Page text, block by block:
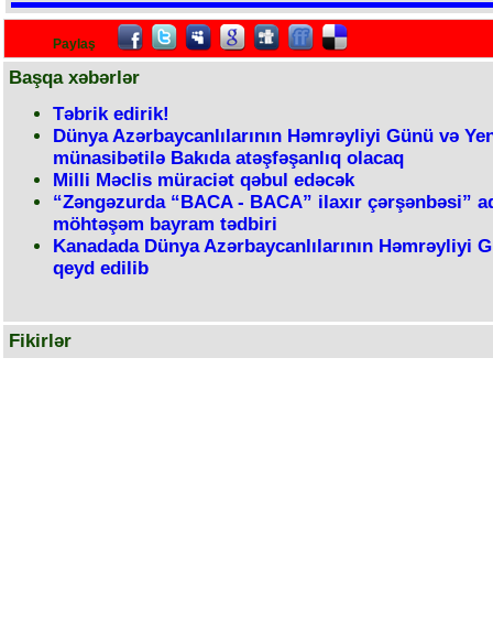
Paylaş
Başqa xəbərlər
Təbrik edirik!
Dünya Azərbaycanlılarının Həmrəyliyi Günü və
münasibətilə Bakıda atəşfəşanlıq olacaq
Milli Məclis müraciət qəbul edəcək
“Zəngəzurda “BACA - BACA” ilaxır çərşənbəsi”
möhtəşəm bayram tədbiri
Kanadada Dünya Azərbaycanlılarının Həmrəyliyi
qeyd edilib
Fikirlər